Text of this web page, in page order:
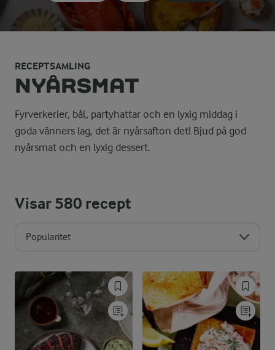
RECEPTSAMLING
NYÅRSMAT
Fyrverkerier, bål, partyhattar och en lyxig middag i
goda vänners lag, det är nyårsafton det! Bjud på god
nyårsmat och en lyxig dessert.
Visar580 recept
Popularitet